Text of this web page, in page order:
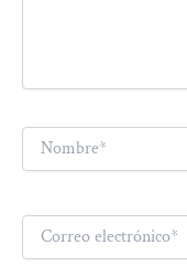
Nombre*
Correo
electrónico*